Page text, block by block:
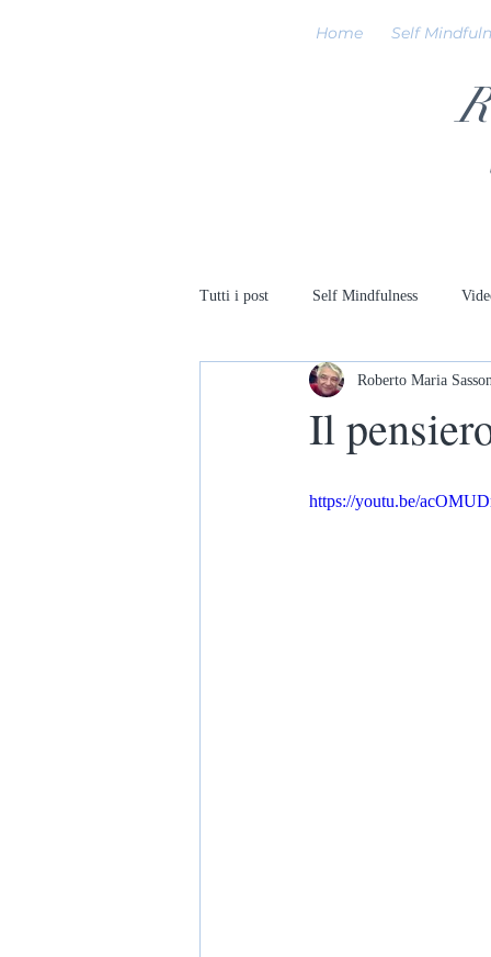
Home Self
Tutti i post Self Mindfulness
Il
Roberto Maria
https://youtu.be/